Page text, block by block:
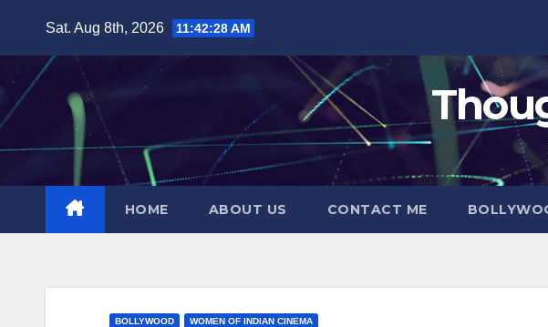
content
Sat. Aug 8th, 2026 11:42:29 AM
HOME ABOUT US CONTACT ME
BOLLYWOOD WOMEN OF INDIAN CINEMA